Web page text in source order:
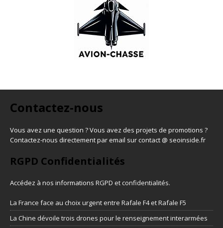
Contactez-nous
Vous avez une question ? Vous avez des projets de promotions ?
Contactez-nous directement par email sur contact @ seoinside.fr
RGPD Confidentialités
Accédez à nos informations RGPD et confidentialités.
La France face au choix urgent entre Rafale F4 et Rafale F5
La Chine dévoile trois drones pour le renseignement interarmées